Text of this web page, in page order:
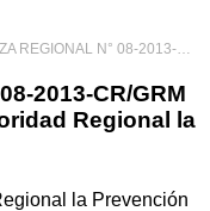
CR/GRM Declaran de Necesidad y Prioridad Regional la Prevención y
2013-CR/GRM
Regional la
la Prevención